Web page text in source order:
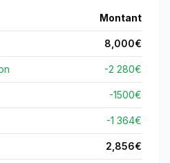
Montant
8,000€
-2 280€
-1500€
-1 364€
2,856€